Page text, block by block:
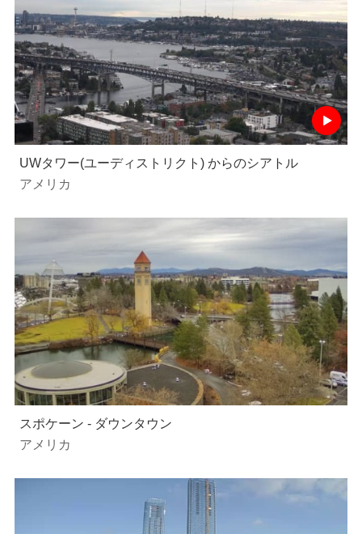
UWタワー(ユーディストリクト) からのシアトル
アメリカ
スポケーン - ダウンタウン
アメリカ